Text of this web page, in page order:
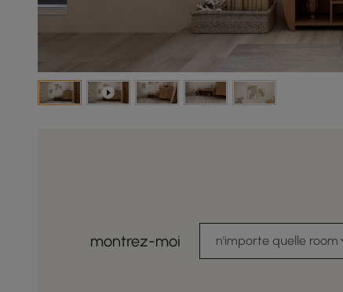
montrez-moi n'importe quelle room